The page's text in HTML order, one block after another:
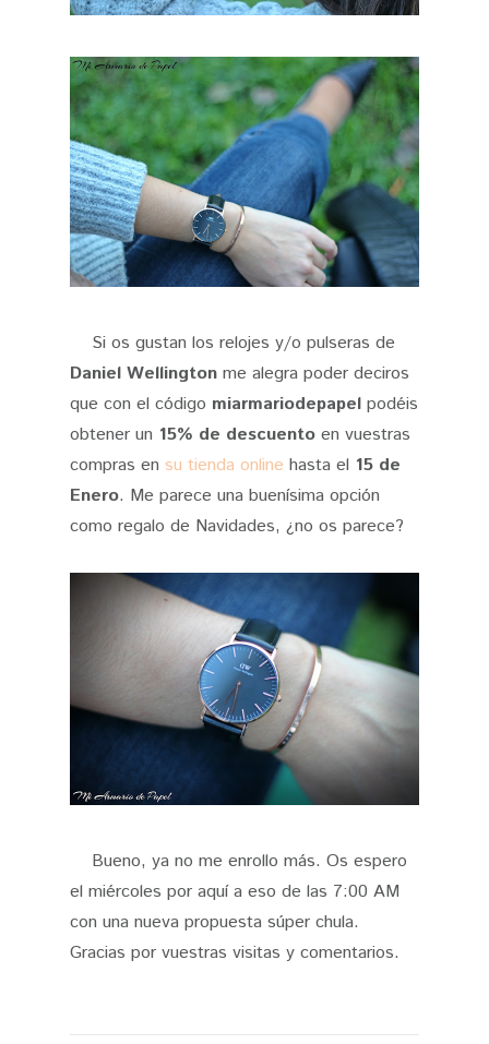
Si os gustan los relojes y/o pulseras de
Daniel Wellington me alegra poder deciros
que con el código miarmariodepapel podéis
obtener un 15% de descuento en vuestras
compras en su tienda online hasta el 15 de
Enero. Me parece una buenísima opción
como regalo de Navidades, ¿no os parece?
Bueno, ya no me enrollo más. Os espero
el miércoles por aquí a eso de las 7:00 AM
con una nueva propuesta súper chula.
Gracias por vuestras visitas y comentarios.